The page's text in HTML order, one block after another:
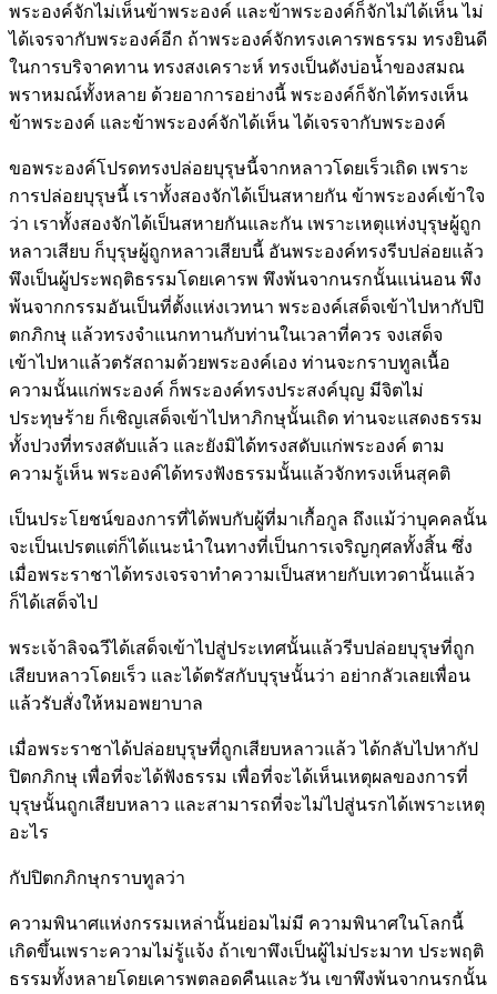
พระองค์จักไม่เห็นข้าพระองค์ และข้าพระองค์ก็จักไม่ได้เห็น ไม่
ได้เจรจากับพระองค์อีก ถ้าพระองค์จักทรงเคารพธรรม ทรงยินดี
ในการบริจาคทาน ทรงสงเคราะห์ ทรงเป็นดังบ่อน้ำของสมณ
พราหมณ์ทั้งหลาย ด้วยอาการอย่างนี้ พระองค์ก็จักได้ทรงเห็น
ข้าพระองค์ และข้าพระองค์จักได้เห็น ได้เจรจากับพระองค์
ขอพระองค์โปรดทรงปล่อยบุรุษนี้จากหลาวโดยเร็วเถิด เพราะ
การปล่อยบุรุษนี้ เราทั้งสองจักได้เป็นสหายกัน ข้าพระองค์เข้าใจ
ว่า เราทั้งสองจักได้เป็นสหายกันและกัน เพราะเหตุแห่งบุรุษผู้ถูก
หลาวเสียบ ก็บุรุษผู้ถูกหลาวเสียบนี้ อันพระองค์ทรงรีบปล่อยแล้ว
พึงเป็นผู้ประพฤติธรรมโดยเคารพ พึงพ้นจากนรกนั้นแน่นอน พึง
พ้นจากกรรมอันเป็นที่ตั้งแห่งเวทนา พระองค์เสด็จเข้าไปหากัปปิ
ตกภิกษุ แล้วทรงจำแนกทานกับท่านในเวลาที่ควร จงเสด็จ
เข้าไปหาแล้วตรัสถามด้วยพระองค์เอง ท่านจะกราบทูลเนื้อ
ความนั้นแก่พระองค์ ก็พระองค์ทรงประสงค์บุญ มีจิตไม่
ประทุษร้าย ก็เชิญเสด็จเข้าไปหาภิกษุนั้นเถิด ท่านจะแสดงธรรม
ทั้งปวงที่ทรงสดับแล้ว และยังมิได้ทรงสดับแก่พระองค์ ตาม
ความรู้เห็น พระองค์ได้ทรงฟังธรรมนั้นแล้วจักทรงเห็นสุคติ
เป็นประโยชน์ของการที่ได้พบกับผู้ที่มาเกื้อกูล ถึงแม้ว่าบุคคลนั้น
จะเป็นเปรตแต่ก็ได้แนะนำในทางที่เป็นการเจริญกุศลทั้งสิ้น ซึ่ง
เมื่อพระราชาได้ทรงเจรจาทำความเป็นสหายกับเทวดานั้นแล้ว
ก็ได้เสด็จไป
พระเจ้าลิจฉวีได้เสด็จเข้าไปสู่ประเทศนั้นแล้วรีบปล่อยบุรุษที่ถูก
เสียบหลาวโดยเร็ว และได้ตรัสกับบุรุษนั้นว่า อย่ากลัวเลยเพื่อน
แล้วรับสั่งให้หมอพยาบาล
เมื่อพระราชาได้ปล่อยบุรุษที่ถูกเสียบหลาวแล้ว ได้กลับไปหากัป
ปิตกภิกษุ เพื่อที่จะได้ฟังธรรม เพื่อที่จะได้เห็นเหตุผลของการที่
บุรุษนั้นถูกเสียบหลาว และสามารถที่จะไม่ไปสู่นรกได้เพราะเหตุ
อะไร
กัปปิตกภิกษุกราบทูลว่า
ความพินาศแห่งกรรมเหล่านั้นย่อมไม่มี ความพินาศในโลกนี้
เกิดขึ้นเพราะความไม่รู้แจ้ง ถ้าเขาพึงเป็นผู้ไม่ประมาท ประพฤติ
ธรรมทั้งหลายโดยเคารพตลอดคืนและวัน เขาพึงพ้นจากนรกนั้น